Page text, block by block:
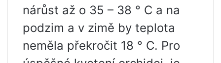
nárůst až o 35 – 38 ° C a na
podzim a v zimě by teplota
neměla překročit 18 ° C. Pro